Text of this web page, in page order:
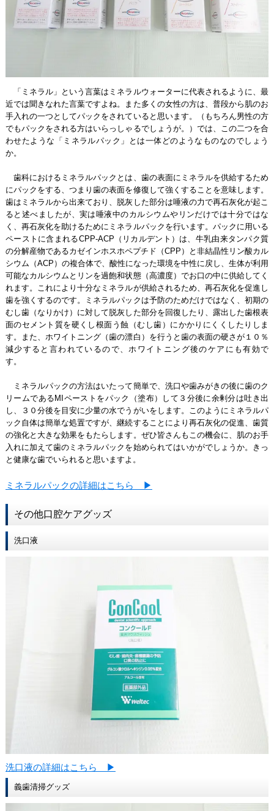
「ミネラル」という言葉はミネラルウォーターに代表されるように、最
近では聞きなれた言葉ですよね。また多くの女性の方は、普段から肌のお
手入れの一つとしてパックをされていると思います。（もちろん男性の方
でもパックをされる方はいらっしゃるでしょうが。）では、この二つを合
わせたような「ミネラルパック」とは一体どのようなものなのでしょう
か。
歯科におけるミネラルパックとは、歯の表面にミネラルを供給するため
にパックをする、つまり歯の表面を修復して強くすることを意味します。
歯はミネラルから出来ており、脱灰した部分は唾液の力で再石灰化が起こ
ると述べましたが、実は唾液中のカルシウムやリンだけでは十分ではな
く、再石灰化を助けるためにミネラルパックを行います。パックに用いる
ペーストに含まれるCPP-ACP（リカルデント）は、牛乳由来タンパク質
の分解産物であるカゼインホスホペプチド（CPP）と非結晶性リン酸カル
シウム（ACP）の複合体で、酸性になった環境を中性に戻し、生体が利用
可能なカルシウムとリンを過飽和状態（高濃度）でお口の中に供給してく
れます。これにより十分なミネラルが供給されるため、再石灰化を促進し
歯を強くするのです。ミネラルパックは予防のためだけではなく、初期の
むし歯（なりかけ）に対して脱灰した部分を回復したり、露出した歯根表
面のセメント質を硬くし根面う蝕（むし歯）にかかりにくくしたりしま
す。また、ホワイトニング（歯の漂白）を行うと歯の表面の硬さが１０％
減少すると言われているので、ホワイトニング後のケアにも有効で
す。
ミネラルパックの方法はいたって簡単で、洗口や歯みがきの後に歯のク
リームであるMIペーストをパック（塗布）して３分後に余剰分は吐き出
し、３０分後を目安に少量の水でうがいをします。このようにミネラルパ
ック自体は簡単な処置ですが、継続することにより再石灰化の促進、歯質
の強化と大きな効果をもたらします。ぜひ皆さんもこの機会に、肌のお手
入れに加えて歯のミネラルパックを始められてはいかがでしょうか。きっ
と健康な歯でいられると思いますよ。
ミネラルパックの詳細はこちら ▶
その他口腔ケアグッズ
洗口液
洗口液の詳細はこちら ▶
義歯清掃グッズ